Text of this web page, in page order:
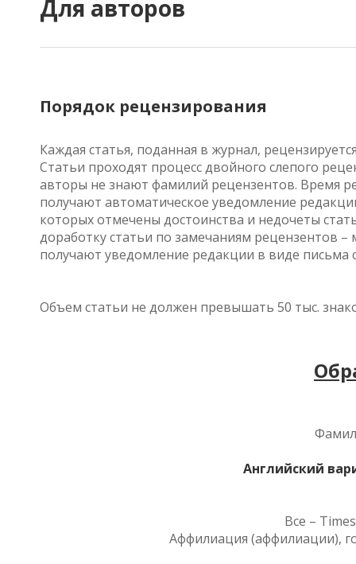
Для авторов
Порядок рецензирования
Каждая статья, поданная в журнал,
Статьи проходят процесс двойного слепого
авторы не знают фамилий рецензентов. Время
получают автоматическое уведомление
которых отмечены достоинства и недочеты
доработку статьи по замечаниям рецензентов
получают уведомление редакции в виде письма
Объем статьи не должен превышать 50 тыс.
Английский
Все –
Аффилиация (аффилиации),